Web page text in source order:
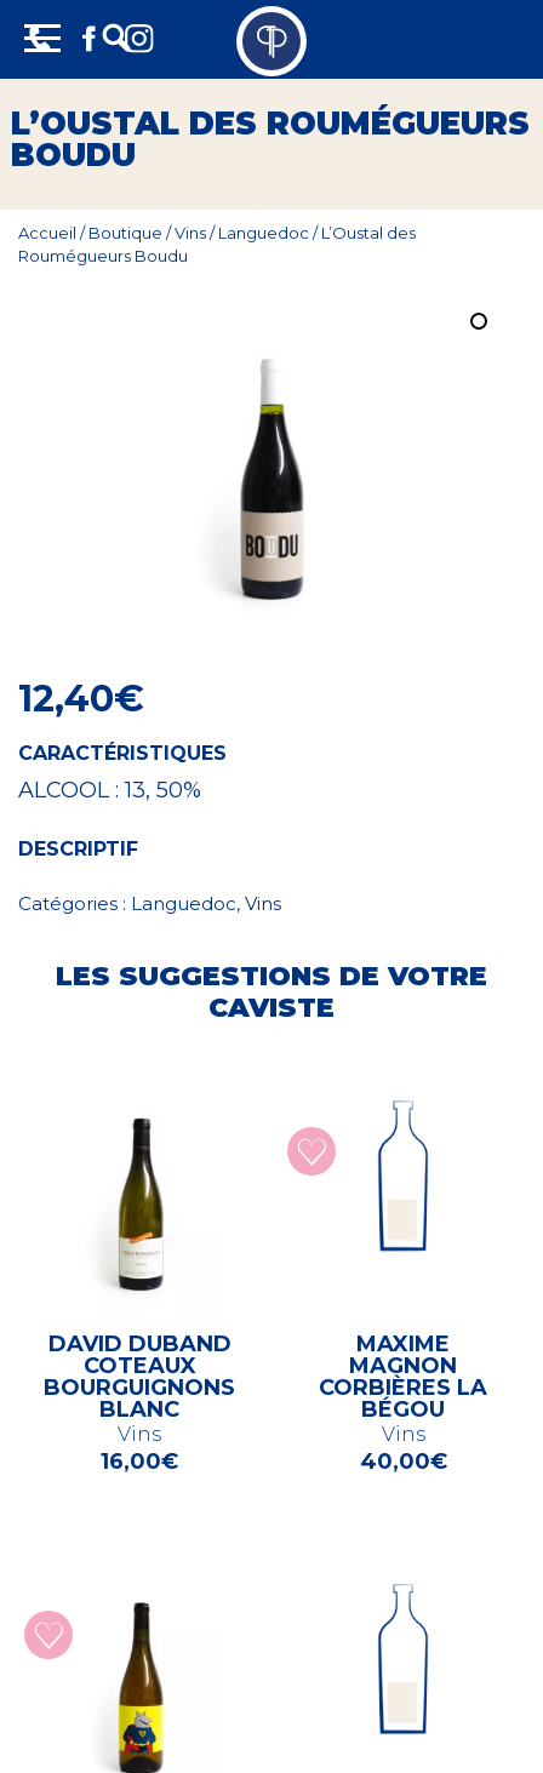
content
L’OUSTAL DES ROUMÉGUEURS
BOUDU
Accueil /Boutique /Vins/Languedoc /L’Oustal des
Roumégueurs Boudu
12,40€
CARACTÉRISTIQUES
ALCOOL :13, 50%
DESCRIPTIF
Catégories : Languedoc, Vins
LES SUGGESTIONS DE VOTRE
CAVISTE
DAVID DUBAND
COTEAUX
BOURGUIGNONS
BLANC
Vins
16,00€
MAXIME
MAGNON
CORBIÈRES LA
BÉGOU
Vins
40,00€
Champagne
Whisky
Panneau de gestion des cookies